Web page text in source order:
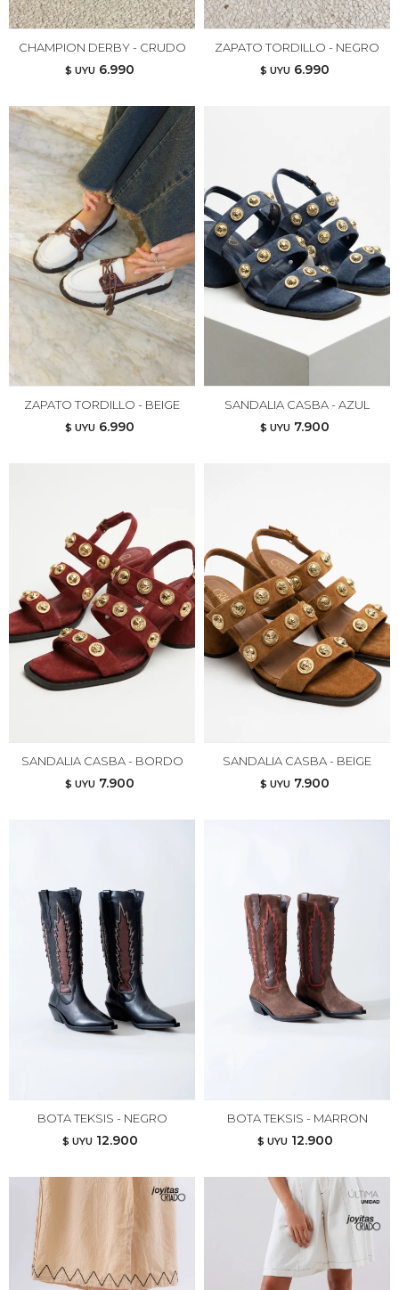
CHAMPION DERBY - CRUDO
$ UYU 6.990
ZAPATO TORDILLO - NEGRO
$ UYU 6.990
ZAPATO TORDILLO - BEIGE
$ UYU 6.990
SANDALIA CASBA - AZUL
$ UYU 7.900
SANDALIA CASBA - BORDO
$ UYU 7.900
SANDALIA CASBA - BEIGE
$ UYU 7.900
BOTA TEKSIS - NEGRO
$ UYU 12.900
BOTA TEKSIS - MARRON
$ UYU 12.900